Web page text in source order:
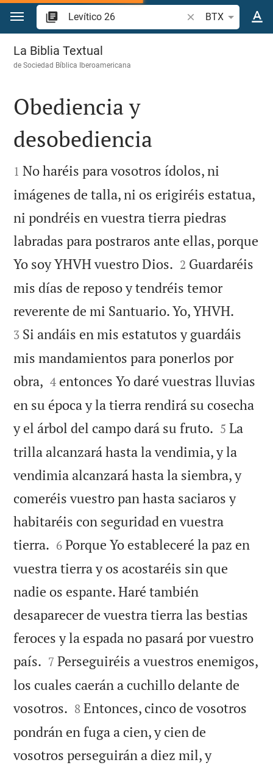
Ir a un contenido
Buscar versículo
BTX
Levítico 26
La Biblia Textual
deSociedad Bíblica Iberoamericana

Obediencia y
desobediencia

1 No haréis para vosotros ídolos, ni
imágenes de talla, ni os erigiréis estatua,
ni pondréis en vuestra tierra piedras
labradas para postraros ante ellas, porque
Yo soy YHVH vuestro Dios. 

2 Guardaréis
mis días de reposo y tendréis temor
reverente de mi Santuario. Yo, YHVH.
3 Si andáis en mis estatutos y guardáis
mis mandamientos para ponerlos por
obra, 

4 entonces Yo daré vuestras lluvias
en su época y la tierra rendirá su cosecha
y el árbol del campo dará su fruto. 

5 La
trilla alcanzará hasta la vendimia, y la
vendimia alcanzará hasta la siembra, y
comeréis vuestro pan hasta saciaros y
habitaréis con seguridad en vuestra
tierra. 

6 Porque Yo estableceré la paz en
vuestra tierra y os acostaréis sin que
nadie os espante. Haré también
desaparecer de vuestra tierra las bestias
feroces y la espada no pasará por vuestro
país. 

7 Perseguiréis a vuestros enemigos,
los cuales caerán a cuchillo delante de
vosotros. 

8 Entonces, cinco de vosotros
pondrán en fuga a cien, y cien de
vosotros perseguirán a diez mil, y